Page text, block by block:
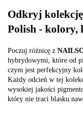
Odkryj kolekcję
Polish - kolory,
Poczuj różnicę z
hybrydowymi, które od
czym jest perfekcyjny
Każdy odcień w tej
wysokiej jakości
który nie traci blasku